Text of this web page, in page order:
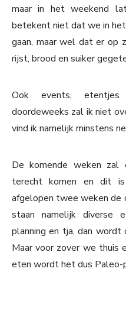
maar in het weekend
betekent niet dat we in
gaan, maar wel dat er op
rijst, brood en suiker
Ook events, etentjes
doordeweeks zal ik niet
vind ik namelijk minstens
De komende weken
terecht komen en dit
afgelopen twee weken de
staan namelijk diverse
planning en tja, dan
Maar voor zover we thuis
eten wordt het dus Paleo-